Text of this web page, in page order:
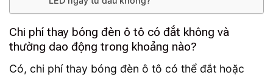
Chi phí thay bóng đèn ô tô có đắt không và
thường dao động trong khoảng nào?
Có, chi phí thay bóng đèn ô tô có thể đắt hoặc